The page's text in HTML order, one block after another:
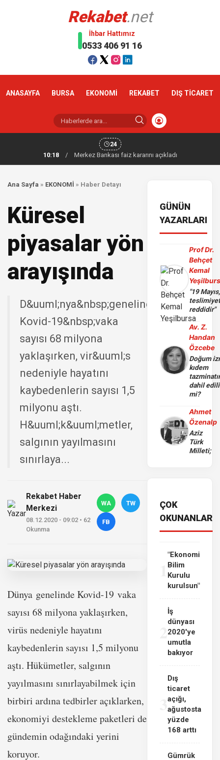
Rekabet.net
İhbar Hattımız
0533 406 91 16
ANASAYFA BURSA EKONOMİ REKABET DIŞ TİCARET
24
10:18
/ Merkez Bankası faiz kararını açıkladı
Ana Sayfa » EKONOMİ » Haber Detayı
Küresel
piyasalar yön
arayışında
D&uuml;nya&nbsp;genelinde
Kovid-19&nbsp;vaka
sayısı 68 milyona
yaklaşırken, vir&uuml;s
nedeniyle hayatını
kaybedenlerin sayısı 1,5
milyonu aştı.
H&uuml;k&uuml;metler,
salgının yayılmasını
sınırlaya...
Rekabet Haber
Merkezi
08.12.2020 - 09:02 • 62
Okunma
WA TW
FB
Dünya genelinde Kovid-19 vaka
sayısı 68 milyona yaklaşırken,
virüs nedeniyle hayatını
kaybedenlerin sayısı 1,5 milyonu
aştı. Hükümetler, salgının
yayılmasını sınırlayabilmek için
birbiri ardına tedbirler açıklarken,
ekonomiyi destekleme paketleri de
gündemin odağındaki yerini
koruyor.
GÜNÜN
YAZARLARI
Prof Dr.
Behçet
Kemal
"19 Mayıs,
reddidir"
Av. Z.
Handan
Özcebe
Doğum
kıdem
dahil
mi?
Ahmet
Özenalp
Aziz
Türk
Milleti;
ÇOK
OKUNANLAR
"Ekonomi
Bilim
Kurulu
kurulsun"
İş
dünyası
2020'ye
umutla
bakıyor
3
Dış
ticaret
açığı,
ağustosta
yüzde
168 arttı
Gümrük